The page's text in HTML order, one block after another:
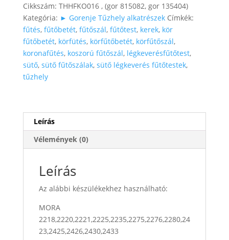
Körfűtőtest
(utángyártott)
mennyiség
Cikkszám: THHFKO016 , (gor 815082, gor 135404)
Kategória: ► Gorenje Tűzhely alkatrészek Címkék:
fűtés, fűtőbetét, fűtőszál, fűtőtest, kerek, kör
fűtőbetét, körfütés, körfűtőbetét, körfűtőszál,
koronafűtés, koszorú fűtőszál, légkeverésfűtőtest,
sütő, sütő fűtőszálak, sütő légkeverés fűtőtestek,
tűzhely
Leírás
Vélemények (0)
Leírás
Az alábbi készülékekhez használható:
MORA
2218,2220,2221,2225,2235,2275,2276,2280,24
23,2425,2426,2430,2433